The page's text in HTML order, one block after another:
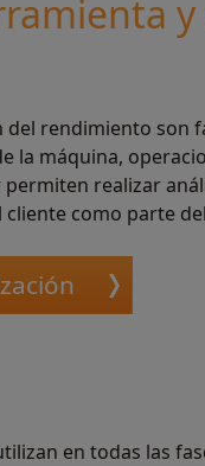
y
rendimiento son
la máquina,
realizar
como parte
en todas las